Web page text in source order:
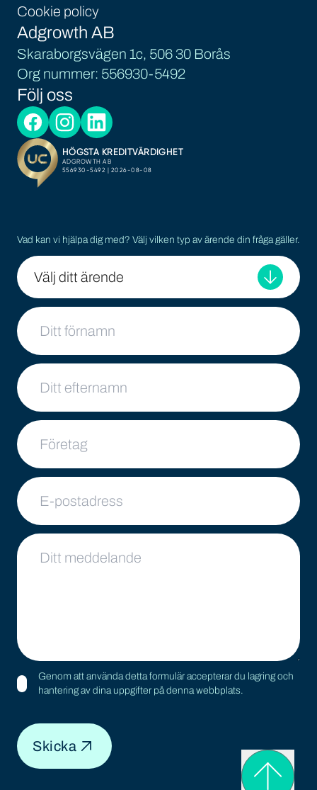
Cookie policy
Adgrowth AB
Skaraborgsvägen 1c, 506 30 Borås
Org nummer: 556930-5492
Följ oss
Vad kan vi hjälpa dig med? Välj vilken typ av ärende din fråga gäller.
Välj ditt ärende
Ditt namn
Ditt efternamn
Företag
E-postadress
Ditt meddelande
Genom att använda detta formulär accepterar du lagring och
hantering av dina uppgifter på denna webbplats.
Skicka